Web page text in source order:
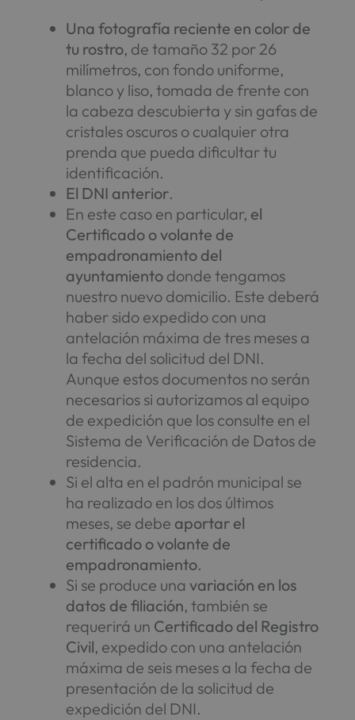
Una fotografía reciente en color de
tu rostro, de tamaño 32 por 26
milímetros, con fondo uniforme,
blanco y liso, tomada de frente con
la cabeza descubierta y sin gafas de
cristales oscuros o cualquier otra
prenda que pueda dificultar tu
identificación.
El DNI anterior.
En este caso en particular, el
Certificado o volante de
empadronamiento del
ayuntamiento donde tengamos
nuestro nuevo domicilio. Este deberá
haber sido expedido con una
antelación máxima de tres meses a
la fecha del solicitud del DNI.
Aunque estos documentos no serán
necesarios si autorizamos al equipo
de expedición que los consulte en el
Sistema de Verificación de Datos de
residencia.
Si el alta en el padrón municipal se
ha realizado en los dos últimos
meses, se debe aportar el
certificado o volante de
empadronamiento.
Si se produce unavariación en los
datos de filiación, también se
requerirá un Certificado del Registro
Civil, expedido con una antelación
máxima de seis meses a la fecha de
presentación de la solicitud de
expedición del DNI.